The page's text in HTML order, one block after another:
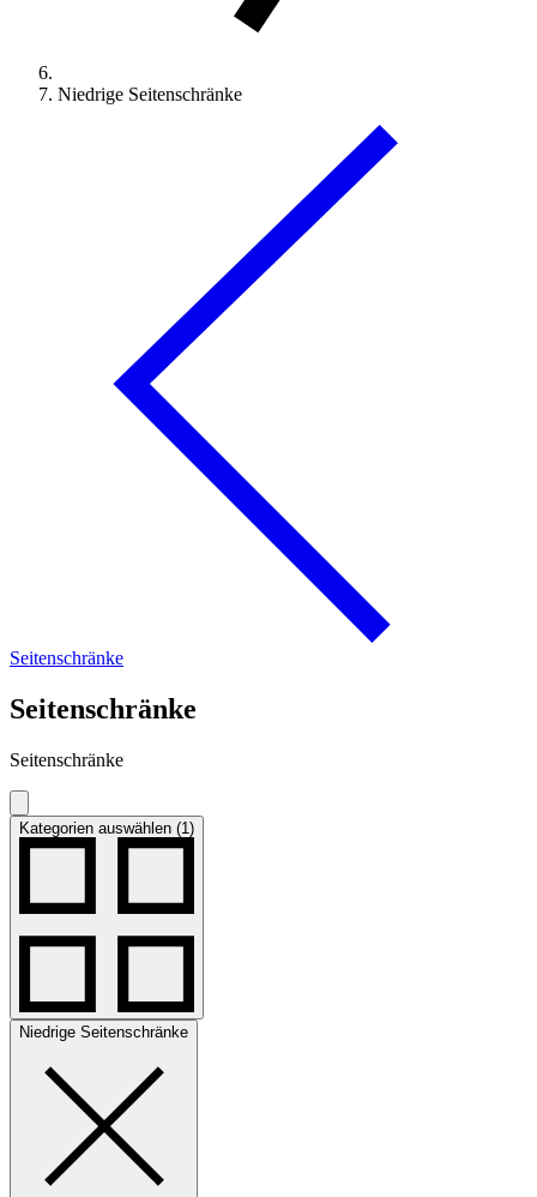
Niedrige Seitenschränke
Seitenschränke
Seitenschränke
Seitenschränke
Kategorien auswählen (1)
Niedrige Seitenschränke